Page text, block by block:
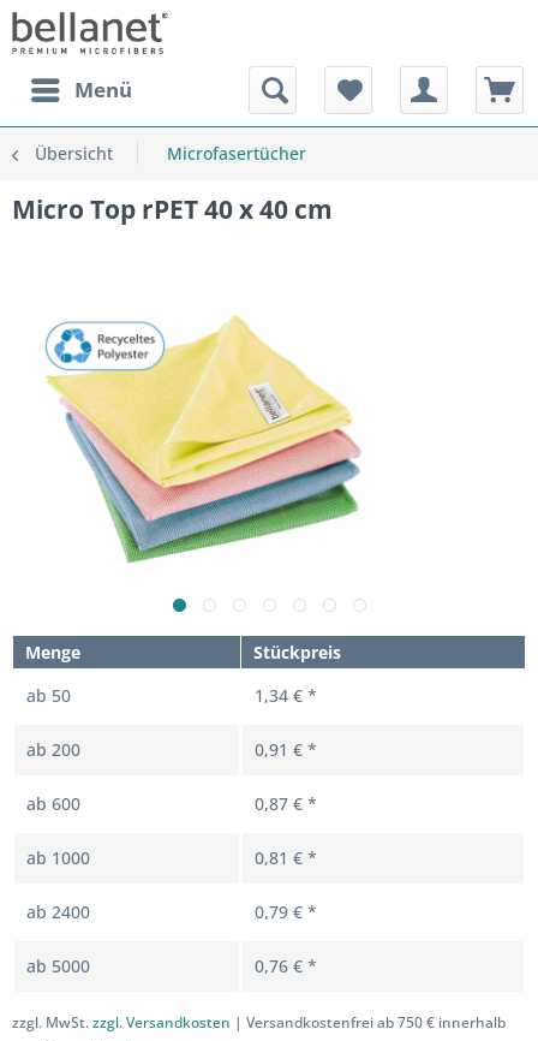
Menü
Übersicht Microfasertücher
Micro Top rPET 40 x 40 cm
Menge
Stückpreis
ab 50 1,34 € *
ab 200 0,91 € *
ab 600 0,87 € *
ab 1000 0,81 € *
ab 2400 0,79 € *
ab 5000 0,76 € *
zzgl. MwSt.zzgl. Versandkosten | Versandkostenfrei ab 750 € innerhalb